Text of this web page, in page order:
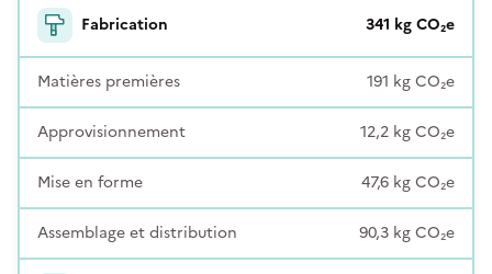
Fabrication 341 kgCO₂e
Matières premières 191 kgCO₂e
Approvisionnement 12,2 kgCO₂e
Mise en forme 47,6 kgCO₂e
Assemblage et distribution 90,3 kgCO₂e